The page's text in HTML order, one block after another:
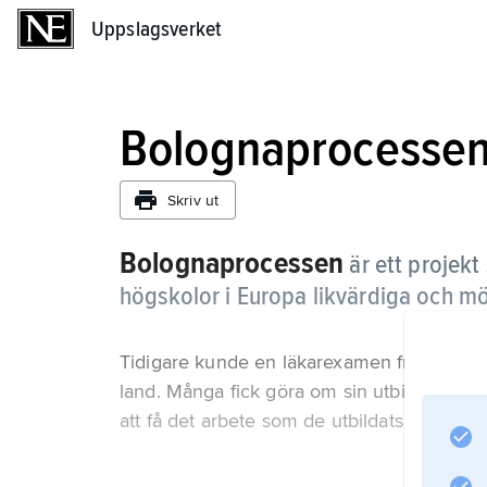
Uppslagsverket
Skriv ut
Bolognaprocessen är ett projekt
högskolor i Europa likvärdiga och
Tidigare kunde en läkarexamen från ett
land. Många fick göra om sin utbildning
att få det arbete som de utbildats för.